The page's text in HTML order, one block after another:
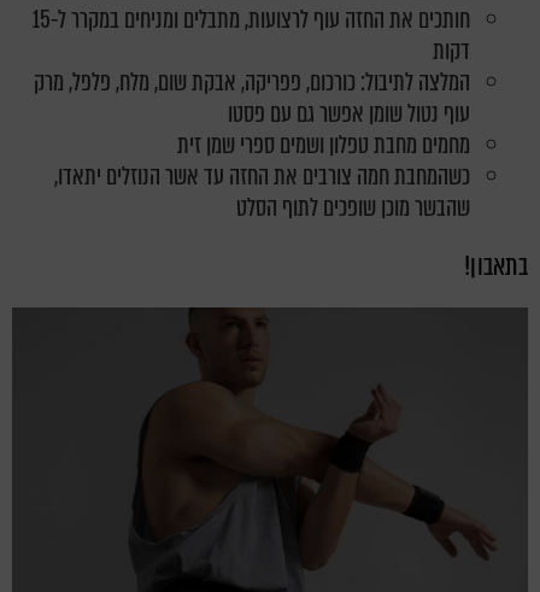
חותכים את החזה עוף לרצועות, מתבלים ומניחים במקרר ל-15
דקות
המלצה לתיבול: כורכום, פפריקה, אבקת שום, מלח, פלפל, מרק
עוף נטול שומן אפשר גם עם פסטו
מחמים מחבת טפלון ושמים ספרי שמן זית
כשהמחבת חמה צורבים את החזה עד אשר הנוזלים יתאדו,
שהבשר מוכן שופכים לתוף הסלט
בתאבון!